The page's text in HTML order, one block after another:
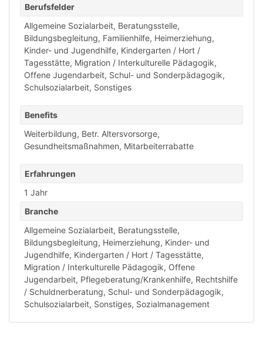
Berufsfelder
Allgemeine Sozialarbeit, Beratungsstelle,
Bildungsbegleitung, Familienhilfe, Heimerziehung,
Kinder- und Jugendhilfe, Kindergarten / Hort /
Tagesstätte, Migration / Interkulturelle Pädagogik,
Offene Jugendarbeit, Schul- und Sonderpädagogik,
Schulsozialarbeit, Sonstiges
Benefits
Weiterbildung, Betr. Altersvorsorge,
Gesundheitsmaßnahmen, Mitarbeiterrabatte
Erfahrungen
1 Jahr
Branche
Allgemeine Sozialarbeit, Beratungsstelle,
Bildungsbegleitung, Heimerziehung, Kinder- und
Jugendhilfe, Kindergarten / Hort / Tagesstätte,
Migration / Interkulturelle Pädagogik, Offene
Jugendarbeit, Pflegeberatung/Krankenhilfe, Rechtshilfe
/ Schuldnerberatung, Schul- und Sonderpädagogik,
Schulsozialarbeit, Sonstiges, Sozialmanagement